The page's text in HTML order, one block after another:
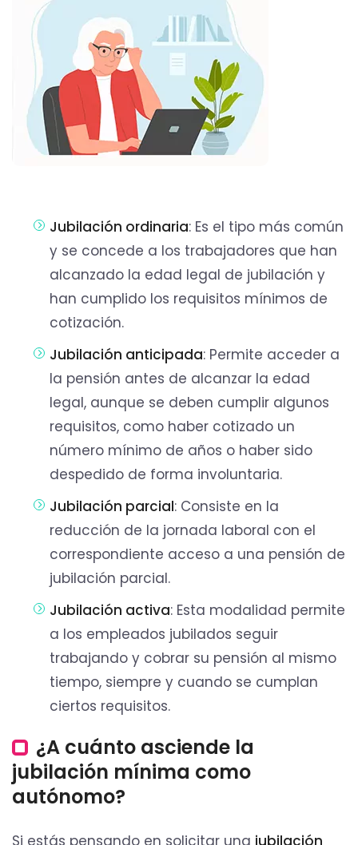
Jubilación ordinaria: Es el tipo más común
y se concede a los trabajadores que han
alcanzado la edad legal de jubilación y
han cumplido los requisitos mínimos de
cotización.
Jubilación anticipada: Permite acceder a
la pensión antes de alcanzar la edad
legal, aunque se deben cumplir algunos
requisitos, como haber cotizado un
número mínimo de años o haber sido
despedido de forma involuntaria.
Jubilación parcial: Consiste en la
reducción de la jornada laboral con el
correspondiente acceso a una pensión de
jubilación parcial.
Jubilación activa: Esta modalidad permite
a los empleados jubilados seguir
trabajando y cobrar su pensión al mismo
tiempo, siempre y cuando se cumplan
ciertos requisitos.
¿A cuánto asciende la
jubilación mínima como
autónomo?
Si estás pensando en solicitar una jubilación